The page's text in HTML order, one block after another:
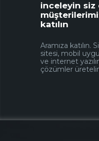
inceleyin siz
katılın
Aramıza katılın.
sitesi, mobil
ve internet
çözümler